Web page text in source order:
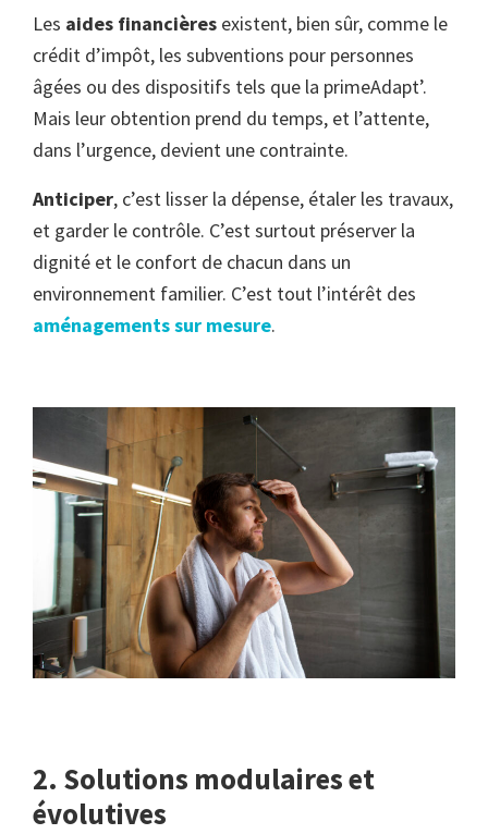
Les aides financières existent, bien sûr, comme le
crédit d’impôt, les subventions pour personnes
âgées ou des dispositifs tels que la primeAdapt’.
Mais leur obtention prend du temps, et l’attente,
dans l’urgence, devient une contrainte.
Anticiper, c’est lisser la dépense, étaler les travaux,
et garder le contrôle. C’est surtout préserver la
dignité et le confort de chacun dans un
environnement familier. C’est tout l’intérêt des
aménagements sur mesure.
2. Solutions modulaires et
évolutives